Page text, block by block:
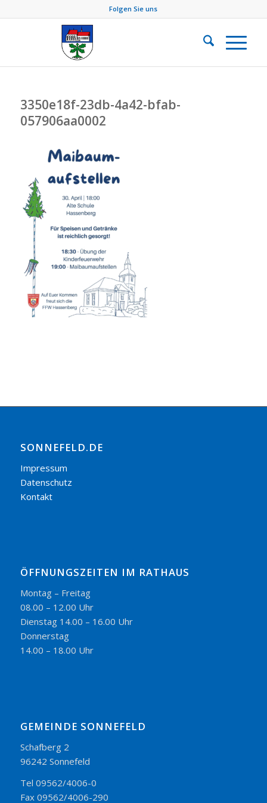
Folgen Sie uns
3350e18f-23db-4a42-bfab-
057906aa0002
SONNEFELD.DE
Impressum
Datenschutz
Kontakt
ÖFFNUNGSZEITEN IM RATHAUS
Montag – Freitag
08.00 – 12.00 Uhr
Dienstag 14.00 – 16.00 Uhr
Donnerstag
14.00 – 18.00 Uhr
GEMEINDE SONNEFELD
Schafberg 2
96242 Sonnefeld
Tel 09562/4006-0
Fax 09562/4006-290